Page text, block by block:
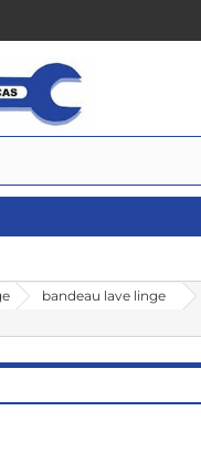
bandeau lave linge